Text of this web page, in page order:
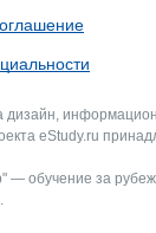
eStudy.ru
— обучение за